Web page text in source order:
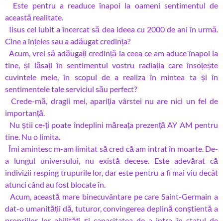
Este pentru a readuce înapoi la oameni sentimentul de
această realitate.
Iisus cel iubit a încercat să dea ideea cu 2000 de ani în urmă.
Cine a înțeles sau a adăugat credința?
Acum, vrei să adăugați credință la ceea ce am aduce înapoi la
tine, și lăsați în sentimentul vostru radiația care însoțește
cuvintele mele, în scopul de a realiza în mintea ta și în
sentimentele tale serviciul său perfect?
Crede-mă, dragii mei, apariția vârstei nu are nici un fel de
importanță.
Nu știi ce-ți poate îndeplini măreața prezență AY AM pentru
tine. Nu o limita.
Îmi amintesc m-am limitat să cred că am intrat în moarte. De-
a lungul universului, nu există decese. Este adevărat că
indivizii resping trupurile lor, dar este pentru a fi mai viu decât
atunci când au fost blocate în.
Acum, această mare binecuvântare pe care Saint-Germain a
dat-o umanității dă, tuturor, convingerea deplină conștientă a